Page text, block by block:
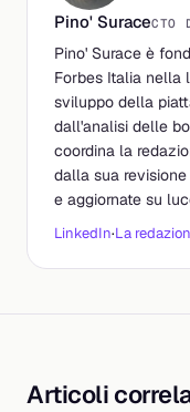
Pino' SuraceCTO
Pino' Surace è
Forbes Italia nella
sviluppo della
dall'analisi delle
coordina la
dalla sua
e aggiornate su
LinkedIn·La
Articoli